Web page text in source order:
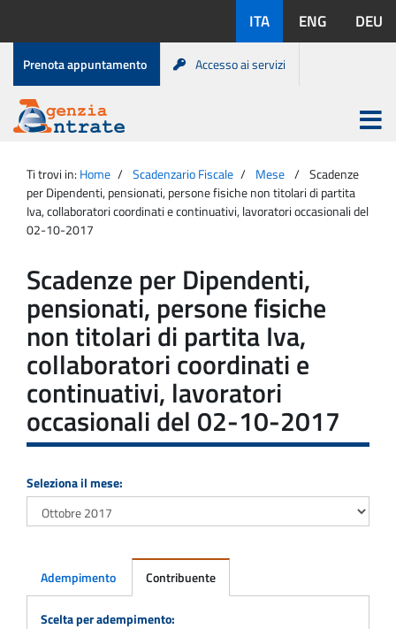
contenuto
disponibili:
ITA ENG DEU
Menu
di
servizio
Prenota appuntamento Accesso ai servizi
Agenzia
Entrate
Apri
menu
principale
Ti trovi in: Home Scadenzario Fiscale Mese
Scadenze
per Dipendenti, pensionati, persone fisiche non titolari di partita
Iva, collaboratori coordinati e continuativi, lavoratori occasionali del
02-10-2017
Scadenze per Dipendenti,
pensionati, persone fisiche
non titolari di partita Iva,
collaboratori coordinati e
continuativi, lavoratori
occasionali del 02-10-2017
Seleziona il mese:
Adempimento Contribuente
Adempimento
Scelta per adempimento: